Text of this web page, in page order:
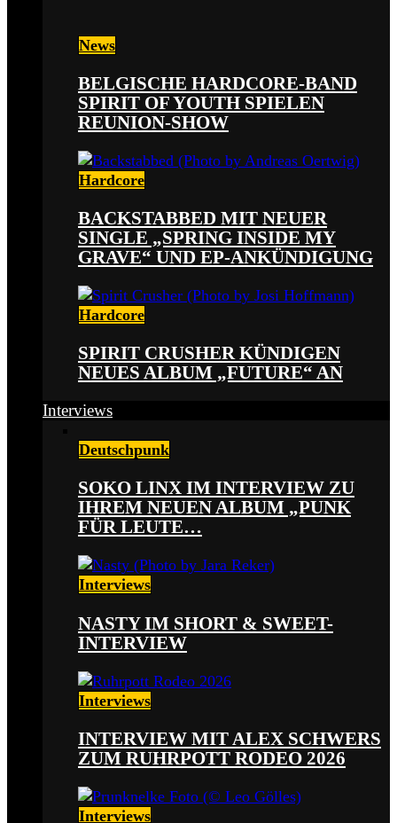
News
BELGISCHE HARDCORE-BAND
SPIRIT OF YOUTH SPIELEN
REUNION-SHOW
Hardcore
BACKSTABBED MIT NEUER
SINGLE „SPRING INSIDE MY
GRAVE“ UND EP-ANKÜNDIGUNG
Hardcore
SPIRIT CRUSHER KÜNDIGEN
NEUES ALBUM „FUTURE“ AN
Interviews
Deutschpunk
SOKO LINX IM INTERVIEW ZU
IHREM NEUEN ALBUM „PUNK
FÜR LEUTE…
Interviews
NASTY IM SHORT & SWEET-
INTERVIEW
Interviews
INTERVIEW MIT ALEX SCHWERS
ZUM RUHRPOTT RODEO 2026
Interviews